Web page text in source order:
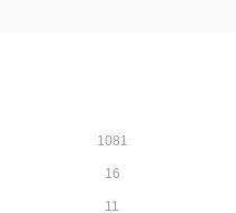
1081
16
11